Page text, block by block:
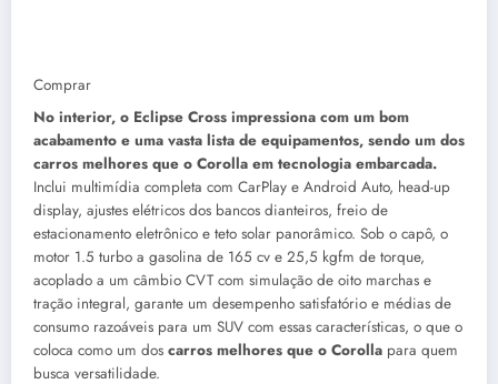
Comprar
No interior, o Eclipse Cross impressiona com um bom
acabamento e uma vasta lista de equipamentos, sendo um dos
carros melhores que o Corolla em tecnologia embarcada.
Inclui multimídia completa com CarPlay e Android Auto, head-up
display, ajustes elétricos dos bancos dianteiros, freio de
estacionamento eletrônico e teto solar panorâmico. Sob o capô, o
motor 1.5 turbo a gasolina de 165 cv e 25,5 kgfm de torque,
acoplado a um câmbio CVT com simulação de oito marchas e
tração integral, garante um desempenho satisfatório e médias de
consumo razoáveis para um SUV com essas características, o que o
coloca como um dos carros melhores que o Corolla para quem
busca versatilidade.